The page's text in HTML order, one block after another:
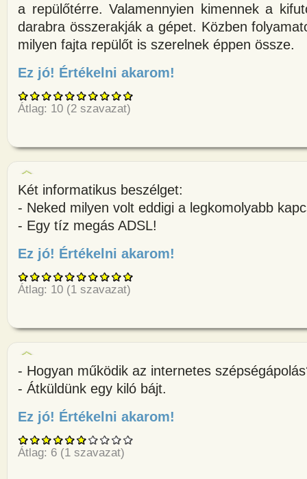
a repülőtérre. Valamennyien kimennek a
darabra összerakják a gépet. Közben
milyen fajta repülőt is szerelnek éppen össze.
Ez jó! Értékelni akarom!
Átlag: 10 (2 szavazat)
Két informatikus beszélget:
- Neked milyen volt eddigi a legkomolyabb
- Egy tíz megás ADSL!
Ez jó! Értékelni akarom!
Átlag: 10 (1 szavazat)
- Hogyan működik az internetes
- Átküldünk egy kiló bájt.
Ez jó! Értékelni akarom!
Átlag: 6 (1 szavazat)